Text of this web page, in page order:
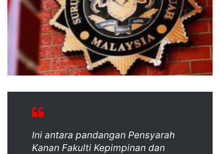
Ini antara pandangan Pensyarah
Kanan Fakulti Kepimpinan dan